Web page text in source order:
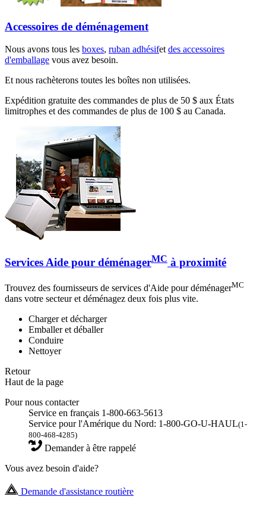
Accessoires de déménagement
Nous avons tous les boxes, ruban adhésifetdes accessoires
d'emballage vous avez besoin.
Et nous rachèterons toutes les boîtes non utilisées.
Expédition gratuite des commandes de plus de 50 $ aux États
limitrophes et des commandes de plus de 100 $ au Canada.
Services Aide pour déménagerMC à proximité
Trouvez des fournisseurs de services d'Aide pour déménagerMC
dans votre secteur et déménagez deux fois plus vite.
Charger et décharger
Emballer et déballer
Conduire
Nettoyer
Retour
Haut de la page
Pour nous contacter
Service en français 1-800-663-5613
Service pour l'Amérique du Nord: 1-800-GO-U-HAUL(1-
800-468-4285)
Demander à être rappelé
Vous avez besoin d'aide?
Demande d'assistance routière